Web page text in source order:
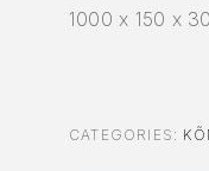
1000 x 150 x
CATEGORIES: